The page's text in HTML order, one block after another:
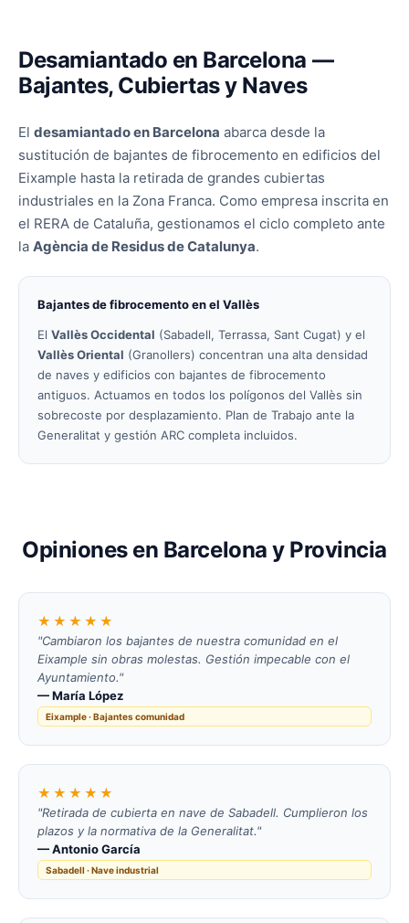
Desamiantado en Barcelona —
Bajantes, Cubiertas y Naves
El desamiantado en Barcelona abarca desde la
sustitución de bajantes de fibrocemento en edificios del
Eixample hasta la retirada de grandes cubiertas
industriales en la Zona Franca. Como empresa inscrita en
el RERA de Cataluña, gestionamos el ciclo completo ante
la Agència de Residus de Catalunya.
Bajantes de fibrocemento en el Vallès
El Vallès Occidental (Sabadell, Terrassa, Sant Cugat) y el
Vallès Oriental (Granollers) concentran una alta densidad
de naves y edificios con bajantes de fibrocemento
antiguos. Actuamos en todos los polígonos del Vallès sin
sobrecoste por desplazamiento. Plan de Trabajo ante la
Generalitat y gestión ARC completa incluidos.
Opiniones en Barcelona y Provincia
★★★★★
"Cambiaron los bajantes de nuestra comunidad en el
Eixample sin obras molestas. Gestión impecable con el
Ayuntamiento."
— María López
Eixample · Bajantes comunidad
★★★★★
"Retirada de cubierta en nave de Sabadell. Cumplieron los
plazos y la normativa de la Generalitat."
— Antonio García
Sabadell · Nave industrial